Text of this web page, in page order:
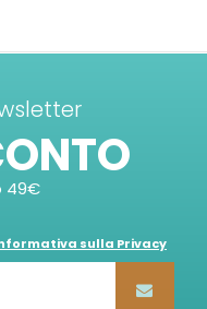
49€
sulla Privacy